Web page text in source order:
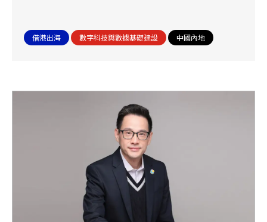
借港出海 數字科技與數據基礎建設 中國內地